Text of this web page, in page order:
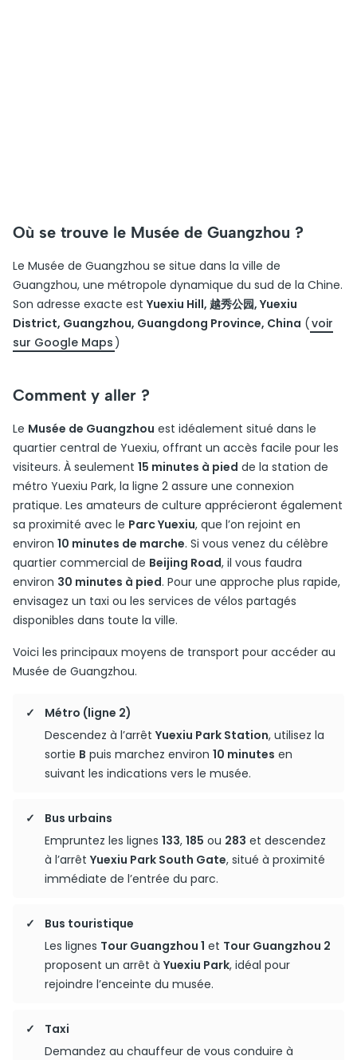
Où se trouve le Musée de Guangzhou ?
Le Musée de Guangzhou se situe dans la ville de
Guangzhou, une métropole dynamique du sud de la Chine.
Son adresse exacte est Yuexiu Hill, 越秀公园, Yuexiu
District, Guangzhou, Guangdong Province, China (voir
sur Google Maps )
Comment y aller ?
Le Musée de Guangzhou est idéalement situé dans le
quartier central de Yuexiu, offrant un accès facile pour les
visiteurs. À seulement 15 minutes à pied de la station de
métro Yuexiu Park, la ligne 2 assure une connexion
pratique. Les amateurs de culture apprécieront également
sa proximité avec le Parc Yuexiu, que l’on rejoint en
environ 10 minutes de marche. Si vous venez du célèbre
quartier commercial de Beijing Road, il vous faudra
environ 30 minutes à pied. Pour une approche plus rapide,
envisagez un taxi ou les services de vélos partagés
disponibles dans toute la ville.
Voici les principaux moyens de transport pour accéder au
Musée de Guangzhou.
Métro (ligne 2)
Descendez à l’arrêt Yuexiu Park Station, utilisez la
sortie B puis marchez environ 10 minutes en
suivant les indications vers le musée.
Bus urbains
Empruntez les lignes 133, 185 ou 283 et descendez
à l’arrêt Yuexiu Park South Gate, situé à proximité
immédiate de l’entrée du parc.
Bus touristique
Les lignes Tour Guangzhou 1 et Tour Guangzhou 2
proposent un arrêt à Yuexiu Park, idéal pour
rejoindre l’enceinte du musée.
Taxi
Demandez au chauffeur de vous conduire à